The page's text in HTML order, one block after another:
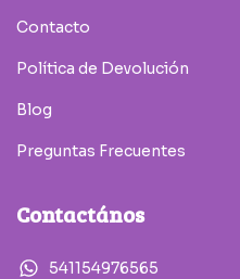
Contacto
Política de Devolución
Blog
Preguntas Frecuentes
Contactános
541154976565